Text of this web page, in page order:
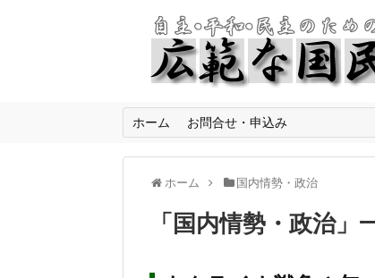
ホーム お問合せ・申込み
ホーム 国内情勢・政治
「 国内情勢・政治」